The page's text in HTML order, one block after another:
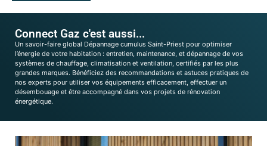
Connect Gaz c'est aussi...
Un savoir-faire global Dépannage cumulus Saint-Priest pour optimiser
l’énergie de votre habitation : entretien, maintenance, et dépannage de vos
systèmes de chauffage, climatisation et ventilation, certifiés par les plus
grandes marques. Bénéficiez des recommandations et astuces pratiques de
nos experts pour utiliser vos équipements efficacement, effectuer un
désembouage et être accompagné dans vos projets de rénovation
énergétique.